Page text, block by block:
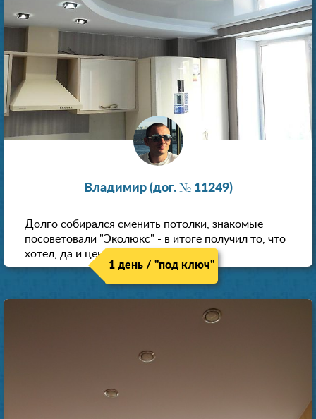
Владимир (дог. № 11249)
Долго собирался сменить потолки, знакомые
посоветовали "Эколюкс" - в итоге получил то, что
хотел, да и цена нормальная.
1 день / "под ключ"